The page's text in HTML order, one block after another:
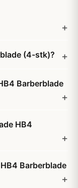
(4-stk)?
Barberblade
HB4
Barberblade